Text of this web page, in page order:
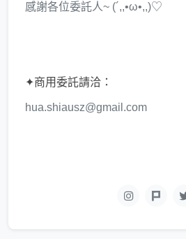
感謝各位委託人~ (´,,•ω•,,)♡
✦商用委託請洽：
hua.shiausz@gmail.com